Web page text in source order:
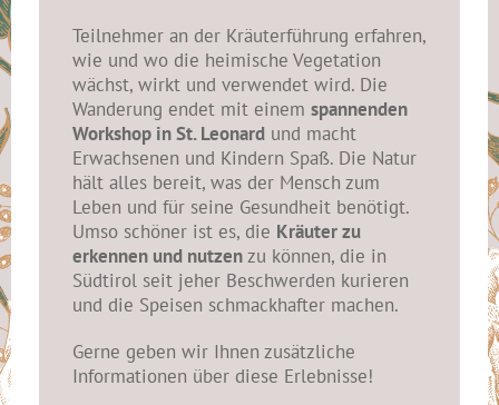
Teilnehmer an der Kräuterführung erfahren,
wie und wo die heimische Vegetation
wächst, wirkt und verwendet wird. Die
Wanderung endet mit einem spannenden
Workshop in St. Leonard und macht
Erwachsenen und Kindern Spaß. Die Natur
hält alles bereit, was der Mensch zum
Leben und für seine Gesundheit benötigt.
Umso schöner ist es, die Kräuter zu
erkennen und nutzenzu können, die in
Südtirol seit jeher Beschwerden kurieren
und die Speisen schmackhafter machen.
Gerne geben wir Ihnen zusätzliche
Informationen über diese Erlebnisse!